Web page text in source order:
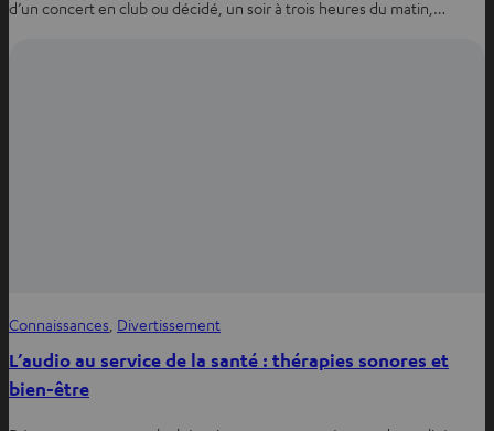
d’un concert en club ou décidé, un soir à trois heures du matin,…
Connaissances Divertissement
L’audio au service de la santé : thérapies sonores et
bien-être